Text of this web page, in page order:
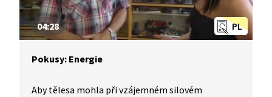
PL
04:28
Pokusy: Energie
Aby tělesa mohla při vzájemném silovém